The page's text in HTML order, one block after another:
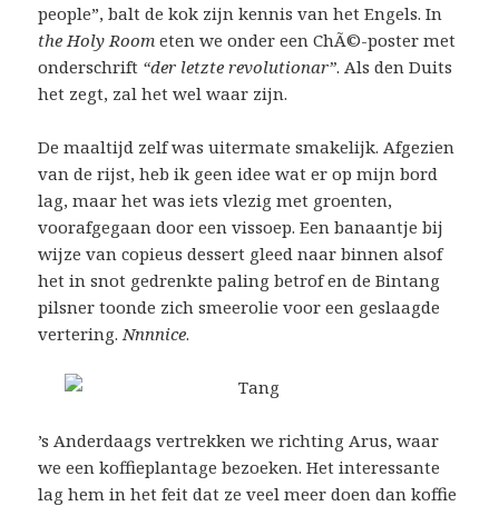
people”, balt de kok zijn kennis van het Engels. In
the Holy Room eten we onder een ChÃ©-poster met
onderschrift “der letzte revolutionar”. Als den Duits
het zegt, zal het wel waar zijn.
De maaltijd zelf was uitermate smakelijk. Afgezien
van de rijst, heb ik geen idee wat er op mijn bord
lag, maar het was iets vlezig met groenten,
voorafgegaan door een vissoep. Een banaantje bij
wijze van copieus dessert gleed naar binnen alsof
het in snot gedrenkte paling betrof en de Bintang
pilsner toonde zich smeerolie voor een geslaagde
vertering. Nnnnice.
’s Anderdaags vertrekken we richting Arus, waar
we een koffieplantage bezoeken. Het interessante
lag hem in het feit dat ze veel meer doen dan koffie